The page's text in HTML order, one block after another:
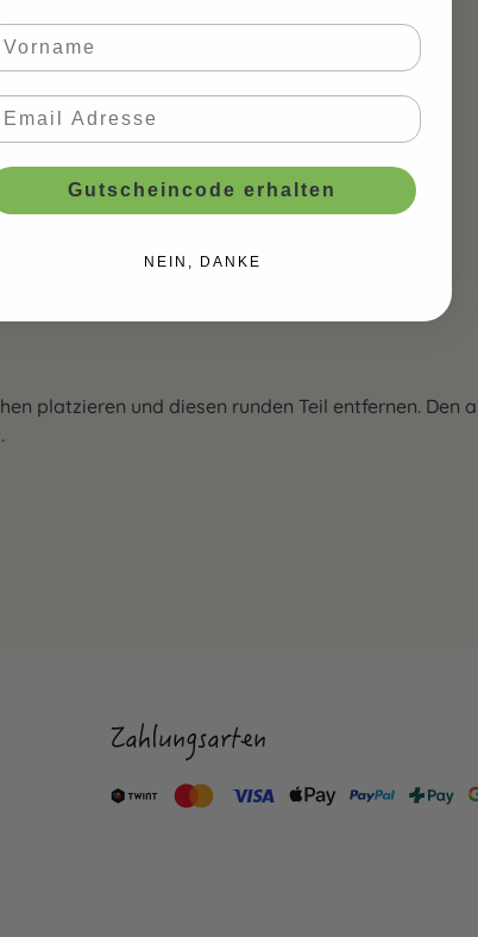
platzieren und diesen runden Teil entfernen. Den
Zahlungsarten
Gutscheincode erhalten
NEIN, DANKE